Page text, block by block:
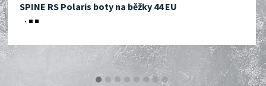
SPINE RS Polaris boty na běžky 44 EU